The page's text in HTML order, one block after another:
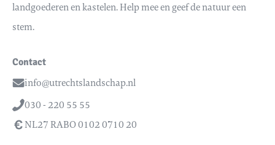
landgoederen en kastelen. Help mee en geef de natuur een
stem.
Contact
Email
info@utrechtslandschap.nl
Telefoon
030 - 220 55 55
NL27 RABO 0102 0710 20